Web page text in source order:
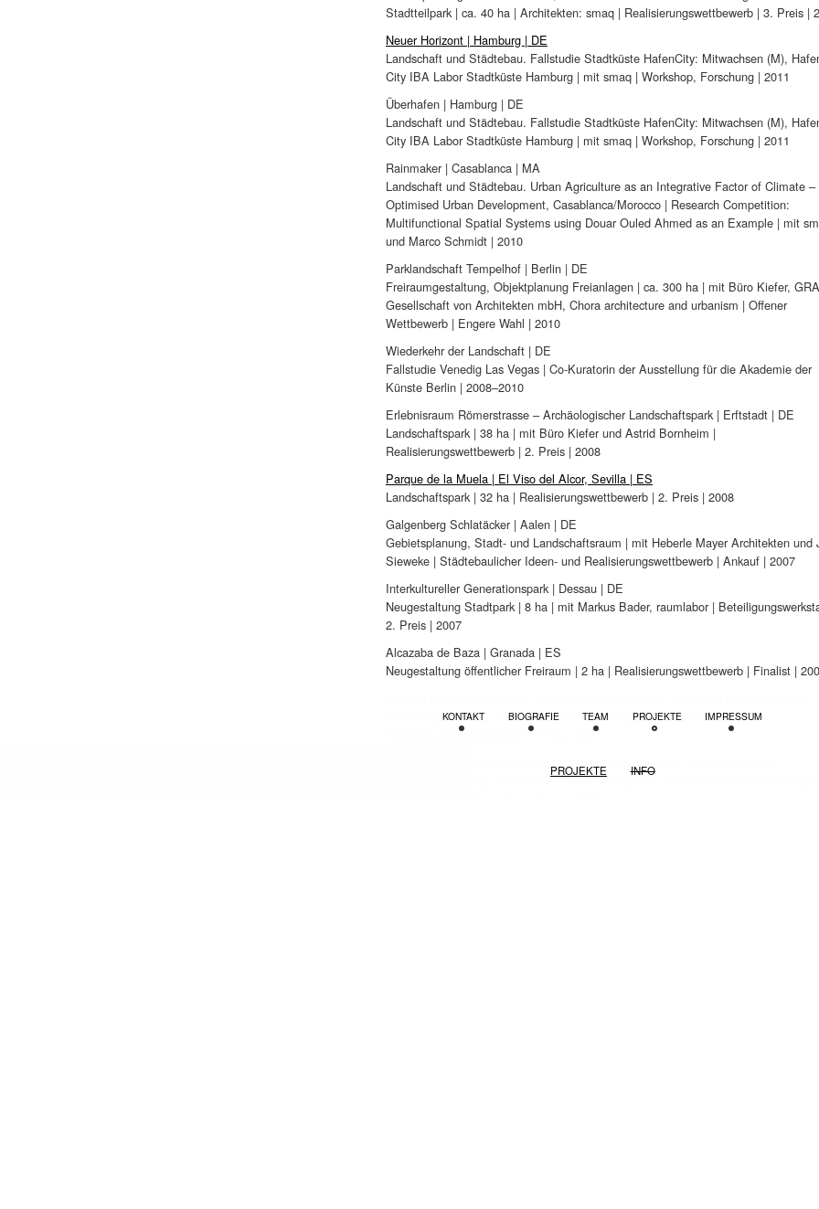
Stadtteilpark | ca. 40 ha | Architekten: smaq | Realisierungswettbewerb | 3. Preis |
Neuer Horizont | Hamburg | DE
Landschaft und Städtebau. Fallstudie Stadtküste HafenCity: Mitwachsen (M),
City IBA Labor Stadtküste Hamburg | mit smaq | Workshop, Forschung | 2011
Überhafen | Hamburg | DE
Landschaft und Städtebau. Fallstudie Stadtküste HafenCity: Mitwachsen (M),
City IBA Labor Stadtküste Hamburg | mit smaq | Workshop, Forschung | 2011
Rainmaker | Casablanca | MA
Landschaft und Städtebau. Urban Agriculture as an Integrative Factor of Climate –
Optimised Urban Development, Casablanca/Morocco | Research Competition:
Multifunctional Spatial Systems using Douar Ouled Ahmed as an Example | mit
und Marco Schmidt | 2010
Parklandschaft Tempelhof | Berlin | DE
Freiraumgestaltung, Objektplanung Freianlagen | ca. 300 ha | mit Büro Kiefer,
Gesellschaft von Architekten mbH, Chora architecture and urbanism | Offener
Wettbewerb | Engere Wahl | 2010
Wiederkehr der Landschaft | DE
Fallstudie Venedig Las Vegas | Co-Kuratorin der Ausstellung für die Akademie der
Künste Berlin | 2008–2010
Erlebnisraum Römerstrasse – Archäologischer Landschaftspark | Erftstadt | DE
Landschaftspark | 38 ha | mit Büro Kiefer und Astrid Bornheim |
Realisierungswettbewerb | 2. Preis | 2008
Parque de la Muela | El Viso del Alcor, Sevilla | ES
Landschaftspark | 32 ha | Realisierungswettbewerb | 2. Preis | 2008
Galgenberg Schlatäcker | Aalen | DE
Gebietsplanung, Stadt- und Landschaftsraum | mit Heberle Mayer Architekten und
Sieweke | Städtebaulicher Ideen- und Realisierungswettbewerb | Ankauf | 2007
Interkultureller Generationspark | Dessau | DE
Neugestaltung Stadtpark | 8 ha | mit Markus Bader, raumlabor |
2. Preis | 2007
Alcazaba de Baza | Granada | ES
Neugestaltung öffentlicher Freiraum | 2 ha | Realisierungswettbewerb | Finalist |
Freiraumgestaltung | Architektur: Lankes Koengeter | Offener Ideen- und
Realisierungswettbewerb | 5. Preis | 2007
Freiraumgestaltung | Architektur: Lankes Koengeter | beschränkt offener einstufiger
PROJEKTE INFO
KONTAKT BIOGRAFIE TEAM PROJEKTE IMPRESSUM